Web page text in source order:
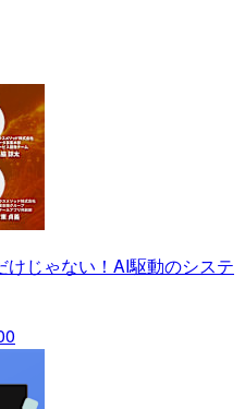
けじゃない！AI駆動のシステ